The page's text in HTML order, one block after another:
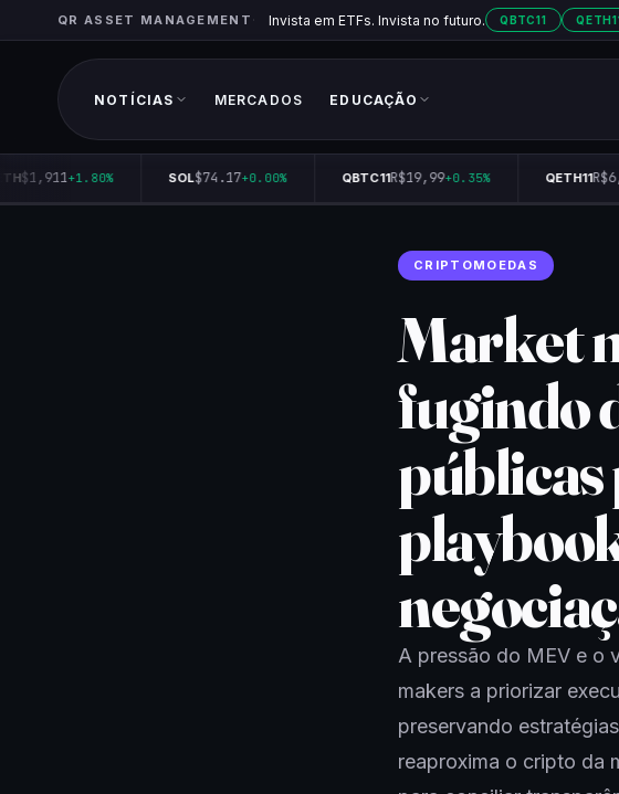
QR ASSET MANAGEMENT Invista em ETFs. Invista no futuro. QBTC11
NOTÍCIAS MERCADOS EDUCAÇÃO
$1,911+1.80% SOL$74.17+0.00% QBTC11R$19,99+0.35% QETH11R$6,9
CRIPTOMOEDAS
Market
fugindo
A pressão do MEV e o
makers a priorizar
preservando
reaproxima o cripto da